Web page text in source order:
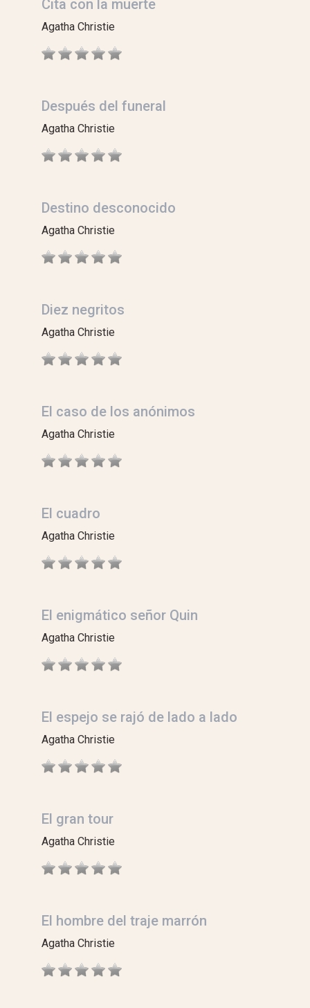
Cita con la muerte
Agatha Christie
Después del funeral
Agatha Christie
Destino desconocido
Agatha Christie
Diez negritos
Agatha Christie
El caso de los anónimos
Agatha Christie
El cuadro
Agatha Christie
El enigmático señor Quin
Agatha Christie
El espejo se rajó de lado a lado
Agatha Christie
El gran tour
Agatha Christie
El hombre del traje marrón
Agatha Christie